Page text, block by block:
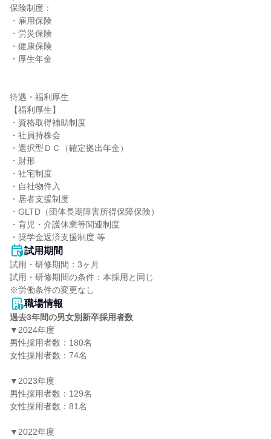
保険制度：
・雇用保険
・労災保険
・健康保険
・厚生年金
待遇・福利厚生
【福利厚生】
・資格取得補助制度
・社員持株会
・選択型ＤＣ（確定拠出年金）
・財形
・社宅制度
・自社物件入
・居者支援制度
・GLTD（団体長期障害所得保障保険）
・育児・介護休業等関連制度
・奨学金返済支援制度 等
試用期間
試用・研修期間：3ヶ月
試用・研修期間の条件：本採用と同じ
職場情報
過去3年間の男女別新卒採用者数
▼2024年度
男性採用者数：180名
女性採用者数：74名
▼2023年度
男性採用者数：129名
女性採用者数：81名
▼2022年度